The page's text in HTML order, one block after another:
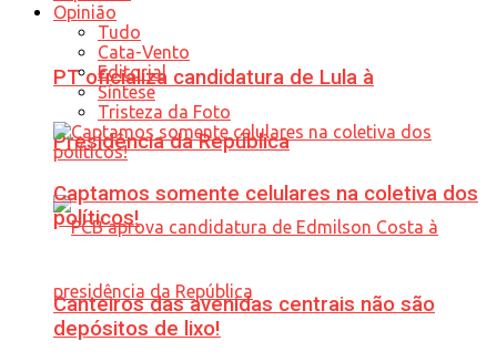
PT oficializa candidatura de Lula à
Presidência da República
Opinião
Tudo
Cata-Vento
Editorial
Síntese
Tristeza da Foto
Captamos somente celulares na coletiva dos
políticos!
Canteiros das avenidas centrais não são
depósitos de lixo!